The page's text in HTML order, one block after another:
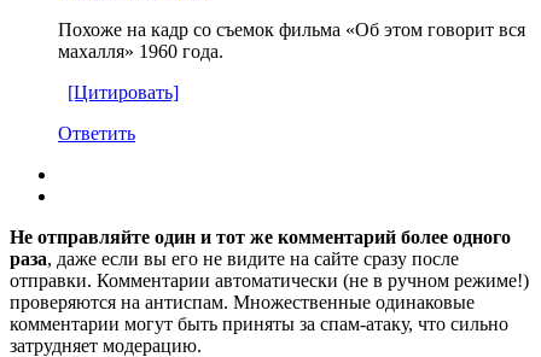
Похоже на кадр со съемок фильма «Об этом говорит вся
махалля» 1960 года.
[Цитировать]
Ответить
Не отправляйте один и тот же комментарий более одного
раза, даже если вы его не видите на сайте сразу после
отправки. Комментарии автоматически (не в ручном режиме!)
проверяются на антиспам. Множественные одинаковые
комментарии могут быть приняты за спам-атаку, что сильно
затрудняет модерацию.